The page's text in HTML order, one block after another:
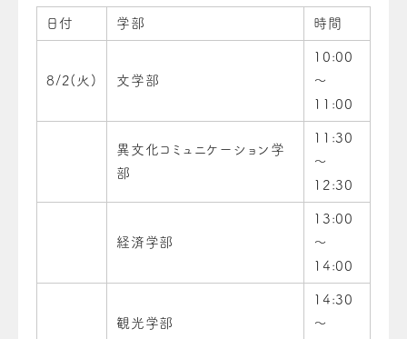
日付 学部 時間
8/2(火) 文学部
10:00
～
11:00
異文化コミュニケーション学
部
11:30
～
12:30
経済学部
13:00
～
14:00
観光学部
14:30
～